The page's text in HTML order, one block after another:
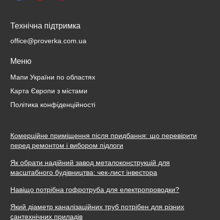
Технічна підтримка
office@proverka.com.ua
Меню
Мапи України по областях
Карта Європи з містами
Політика конфіденційності
Комерційне приміщення після придбання: що перевірити
перед ремонтом і вибором підлоги
Як обрати надійний завод металоконструкцій для
масштабного будівництва: чек-лист інвестора
Навіщо потрібна гофротруба для електропроводки?
Який діаметр каналізаційних труб потрібен для різних
сантехнічних приладів